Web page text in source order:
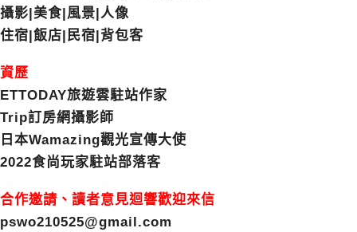
攝影|美食|風景|人像
住宿|飯店|民宿|背包客
資歷
ETTODAY旅遊雲駐站作家
Trip訂房網攝影師
日本Wamazing觀光宣傳大使
2022食尚玩家駐站部落客
合作邀請、讀者意見迴響歡迎來信
pswo210525@gmail.com